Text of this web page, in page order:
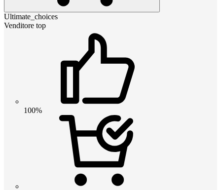
Ultimate_choices
Venditore top
100%